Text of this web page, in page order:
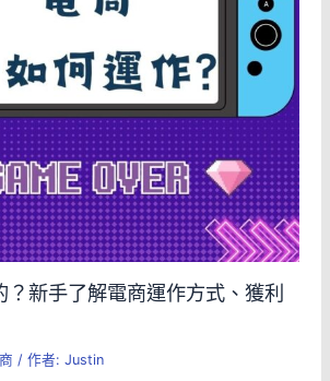
？新手了解電商運作方式、獲利
/ 作者: Justin